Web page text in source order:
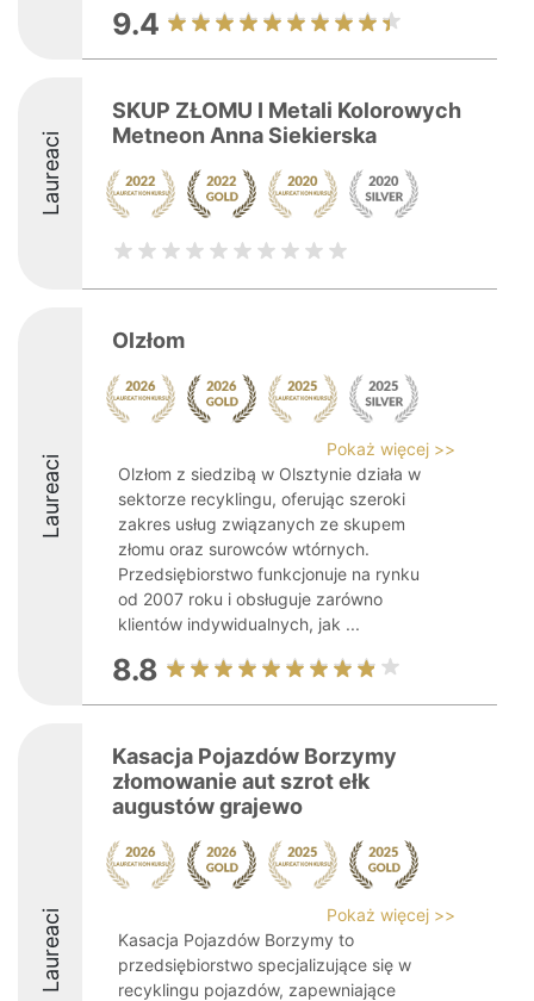
9.4
Laureaci
SKUP ZŁOMU I Metali Kolorowych
Metneon Anna Siekierska
Laureaci
Olzłom
Pokaż więcej >>
Olzłom z siedzibą w Olsztynie działa w
sektorze recyklingu, oferując szeroki
zakres usług związanych ze skupem
złomu oraz surowców wtórnych.
Przedsiębiorstwo funkcjonuje na rynku
od 2007 roku i obsługuje zarówno
klientów indywidualnych, jak ...
8.8
Laureaci
Kasacja Pojazdów Borzymy
złomowanie aut szrot ełk
augustów grajewo
Pokaż więcej >>
Kasacja Pojazdów Borzymy to
przedsiębiorstwo specjalizujące się w
recyklingu pojazdów, zapewniające